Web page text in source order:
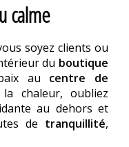
calme
soyez clients ou
du boutique
au centre de
chaleur, oubliez
au dehors et
de tranquillité,